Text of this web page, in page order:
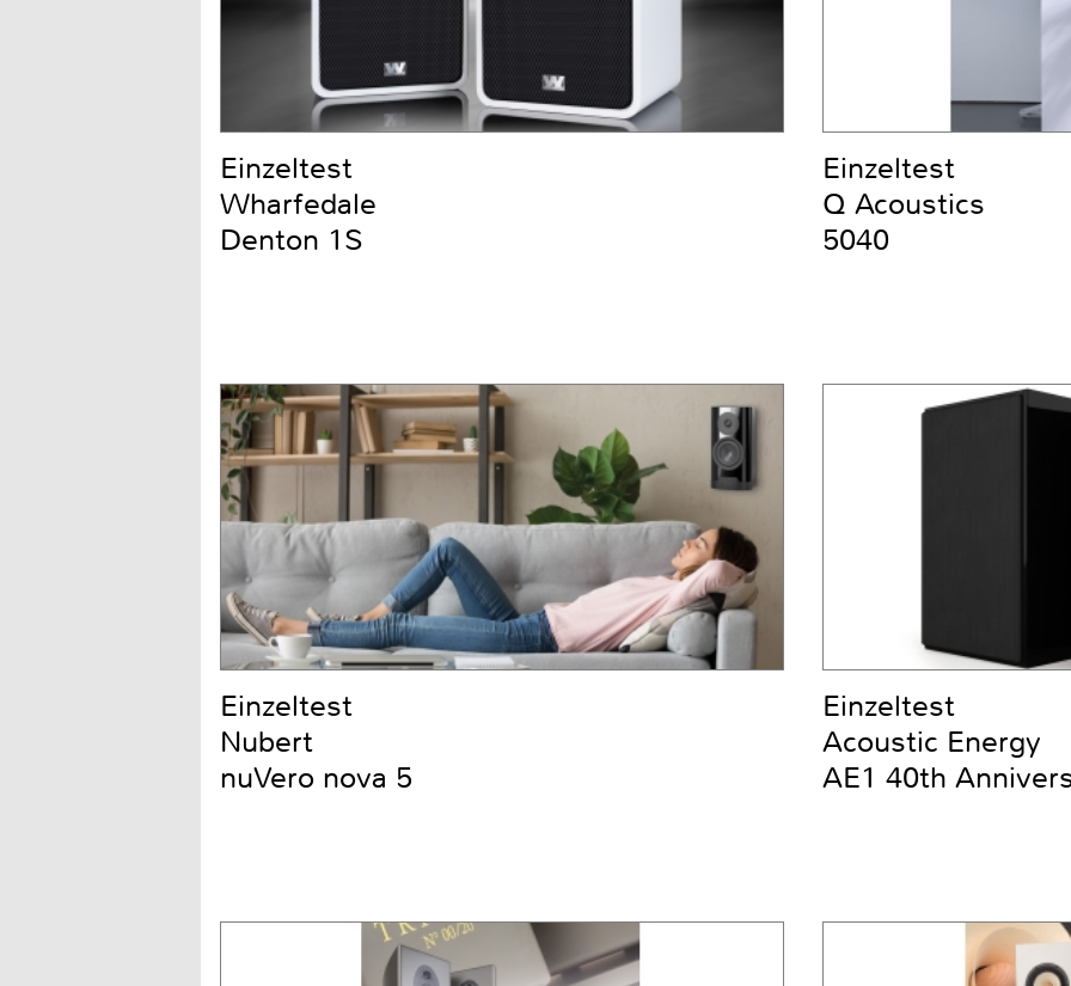
Einzeltest
Wharfedale
Denton 1S
Einzeltest
Q Acoustics
5040
Einzeltest
Nubert
nuVero nova 5
Einzeltest
Acoustic Energy
AE1 40th